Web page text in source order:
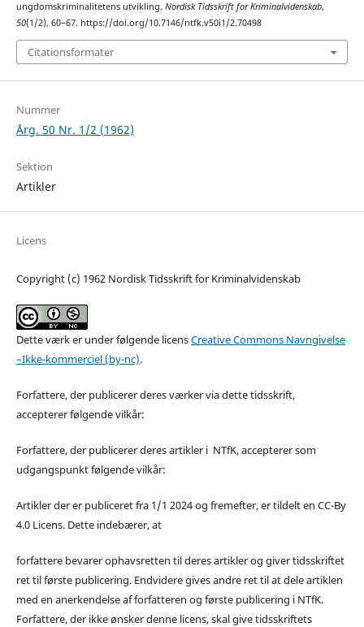
ungdomskriminalitetens utvikling. Nordisk Tidsskrift for Kriminalvidenskab,
50(1/2), 60–67. https://doi.org/10.7146/ntfk.v50i1/2.70498
Citationsformater
Nummer
Årg. 50 Nr. 1/2 (1962)
Sektion
Artikler
Licens
Copyright (c) 1962 Nordisk Tidsskrift for Kriminalvidenskab
Dette værk er under følgende licensCreative Commons Navngivelse
–Ikke-kommerciel (by-nc).
Forfattere, der publicerer deres værker via dette tidsskrift,
accepterer følgende vilkår:
Forfattere, der publicerer deres artikler i NTfK, accepterer som
udgangspunkt følgende vilkår:
Artikler der er publiceret fra 1/1 2024 og fremefter, er tildelt en CC-By
4.0 Licens. Dette indebærer, at
forfattere bevarer ophavsretten til deres artikler og giver tidsskriftet
ret til første publicering. Endvidere gives andre ret til at dele artiklen
med en anerkendelse af forfatteren og første publicering i NTfK.
Forfattere, der ikke ønsker denne licens, skal give tidsskriftets